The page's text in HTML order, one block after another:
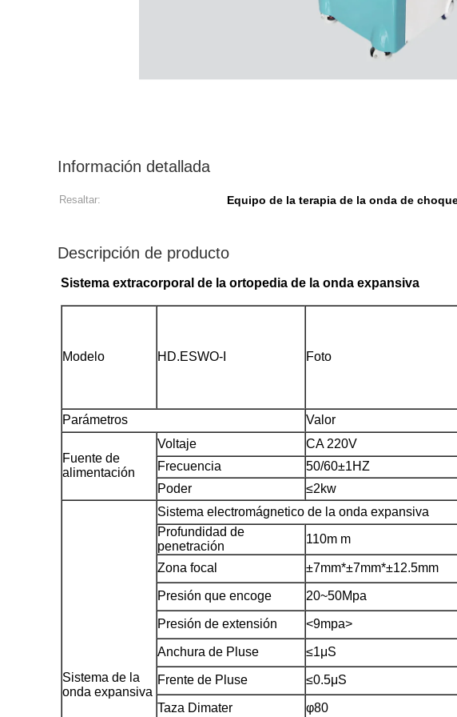
Información detallada
Resaltar: Equipo de la terapia de la onda de
Descripción de producto
Sistema extracorporal de la ortopedia de la onda expansiva
Modelo HD.ESWO-I Foto
Parámetros Valor
Fuente de
alimentación
Voltaje
CA 220V
Frecuencia
50/60±1HZ
Poder
≤2kw
Sistema de la
onda expansiva
Sistema electromágnetico de la onda expansiva
Profundidad de
penetración
110m m
Zona focal ±7mm*±7mm*±12.5mm
Presión que encoge 20~50Mpa
Presión de extensión <9mpa>
Anchura de Pluse ≤1μS
Frente de Pluse ≤0.5μS
Taza Dimater
φ80